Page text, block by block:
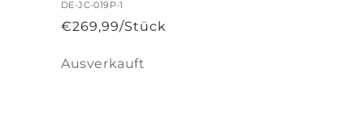
DE-JC-019P-1
€269,99/Stück
Anzahl
Ausverkauft